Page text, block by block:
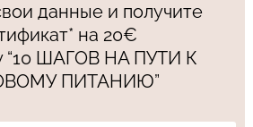
данные и получите
на 20€
“10 ШАГОВ НА ПУТИ К
ПИТАНИЮ”